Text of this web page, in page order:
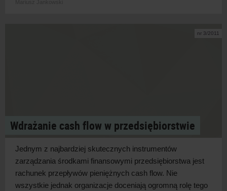
nr 3/2011
Wdrażanie cash flow w przedsiębiorstwie
Jednym z najbardziej skutecznych instrumentów
zarządzania środkami finansowymi przedsiębiorstwa jest
rachunek przepływów pieniężnych cash flow. Nie
wszystkie jednak organizacje doceniają ogromną rolę tego